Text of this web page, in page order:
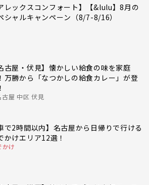
レックスコンフォート】【&lulu】8月の
シャルキャンペーン（8/7-8/16）
古屋・伏見】懐かしい給食の味を家庭
万勝から「なつかしの給食カレー」が登
古屋 中区 伏見
で2時間以内】名古屋から日帰りで行ける
かけエリア12選！
かけ